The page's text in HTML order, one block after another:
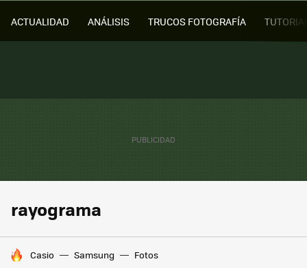
ACTUALIDAD ANÁLISIS TRUCOS FOTOGRAFÍA
rayograma
HOY SE HABLA DE
Casio Samsung Fotos